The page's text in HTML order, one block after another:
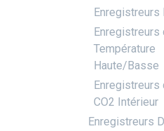
Enregistreurs
Enregistreurs
Température
Haute/Basse
Enregistreurs
CO2 Intérieur
Enregistreurs